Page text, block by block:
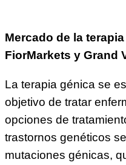
Mercado de la
FiorMarkets y Grand
La terapia génica se
objetivo de tratar
opciones de
trastornos genéticos
mutaciones génicas,